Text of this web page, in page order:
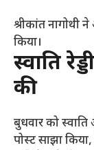
श्रीकांत
किया।
स्वाति
की
बुधवार को
पोस्ट साझा